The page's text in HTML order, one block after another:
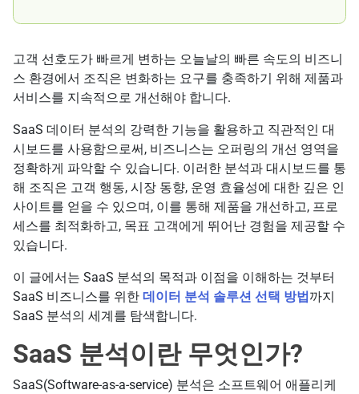
고객 선호도가 빠르게 변하는 오늘날의 빠른 속도의 비즈니
스 환경에서 조직은 변화하는 요구를 충족하기 위해 제품과
서비스를 지속적으로 개선해야 합니다.
SaaS 데이터 분석의 강력한 기능을 활용하고 직관적인 대
시보드를 사용함으로써, 비즈니스는 오퍼링의 개선 영역을
정확하게 파악할 수 있습니다. 이러한 분석과 대시보드를 통
해 조직은 고객 행동, 시장 동향, 운영 효율성에 대한 깊은 인
사이트를 얻을 수 있으며, 이를 통해 제품을 개선하고, 프로
세스를 최적화하고, 목표 고객에게 뛰어난 경험을 제공할 수
있습니다.
이 글에서는 SaaS 분석의 목적과 이점을 이해하는 것부터
SaaS 비즈니스를 위한 데이터 분석 솔루션 선택 방법 까지
SaaS 분석의 세계를 탐색합니다.
SaaS 분석이란 무엇인가?
SaaS(Software-as-a-service) 분석은 소프트웨어 애플리케